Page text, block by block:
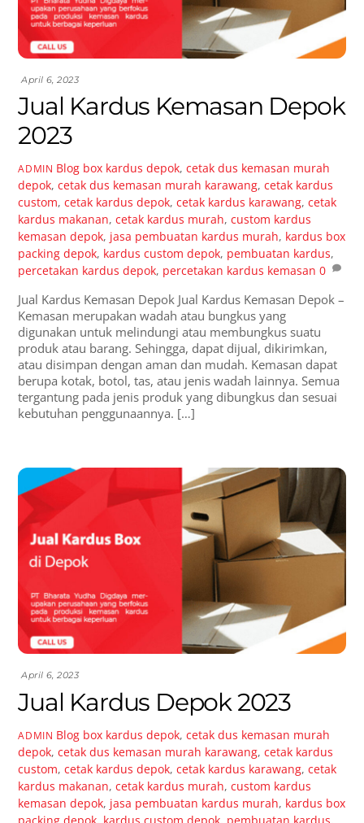
April 6, 2023
Jual Kardus Kemasan Depok
2023
ADMIN Blog box kardus depok,cetak dus kemasan murah
depok,cetak dus kemasan murah karawang,cetak kardus
custom,cetak kardus depok,cetak kardus karawang,cetak
kardus makanan,cetak kardus murah,custom kardus
kemasan depok, jasa pembuatan kardus murah, kardus box
packing depok, kardus custom depok, pembuatan kardus,
percetakan kardus depok, percetakan kardus kemasan 0
Jual Kardus Kemasan Depok Jual Kardus Kemasan Depok –
Kemasan merupakan wadah atau bungkus yang
digunakan untuk melindungi atau membungkus suatu
produk atau barang. Sehingga, dapat dijual, dikirimkan,
atau disimpan dengan aman dan mudah. Kemasan dapat
berupa kotak, botol, tas, atau jenis wadah lainnya. Semua
tergantung pada jenis produk yang dibungkus dan sesuai
kebutuhan penggunaannya. […]
April 6, 2023
Jual Kardus Depok 2023
ADMIN Blog box kardus depok,cetak dus kemasan murah
depok,cetak dus kemasan murah karawang,cetak kardus
custom,cetak kardus depok,cetak kardus karawang,cetak
kardus makanan,cetak kardus murah,custom kardus
kemasan depok, jasa pembuatan kardus murah, kardus box